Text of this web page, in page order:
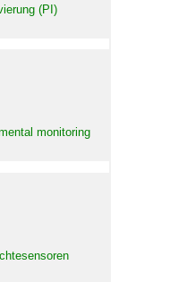
(PI)
monitoring